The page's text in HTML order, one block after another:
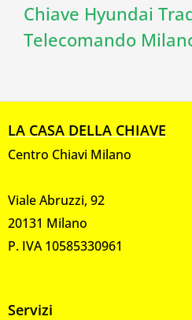
Chiave Hyundai
Telecomando
LA CASA DELLA CHIAVE
Centro Chiavi Milano
Viale Abruzzi, 92
20131 Milano
P. IVA 10585330961
Servizi